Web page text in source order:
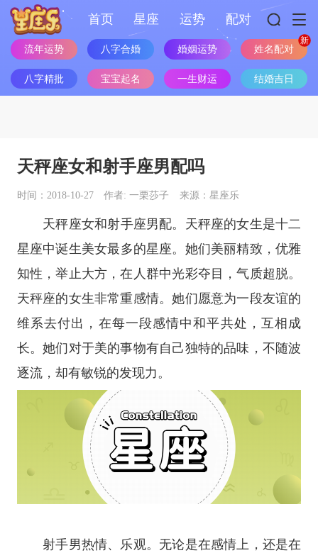
首页 星座 运势 配对
流年运势 八字合婚 婚姻运势 姓名配对
八字精批 宝宝起名 一生财运 结婚吉日
天秤座女和射手座男配吗
时间：2018-10-27 作者: 一栗莎子 来源：星座乐
天秤座女和射手座男配。 天秤座的女生是十二
星座中诞生美女最多的星座。她们美丽精致，优雅
知性，举止大方，在人群中光彩夺目，气质超脱。
天秤座的女生非常重感情。她们愿意为一段友谊的
维系去付出，在每一段感情中和平共处，互相成
长。她们对于美的事物有自己独特的品味，不随波
逐流，却有敏锐的发现力。
射手男热情、乐观。无论是在感情上，还是在